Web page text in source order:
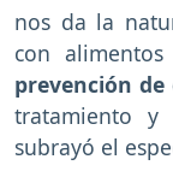
nos da la
con
prevención de
tratamiento y
subrayó el